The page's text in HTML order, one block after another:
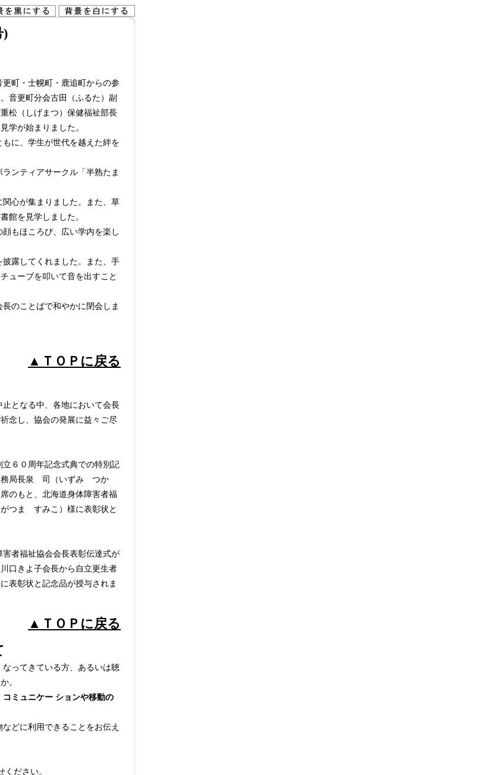
)
町・士幌町・鹿追町からの参
音更町分会古田（ふるた）副
松（しげまつ）保健福祉部長
学が始まりました。
に、学生が世代を越えた絆を
ンティアサークル「半熟たま
心が集まりました。また、草
館を見学しました。
もほころび、広い学内を楽し
露してくれました。また、手
ューブを叩いて音を出すこと
のことばで和やかに閉会しま
▲ＴＯＰに戻る
となる中、各地において会長
念し、協会の発展に益々ご尽
６０周年記念式典での特別記
務局長泉 司（いずみ つか
のもと、北海道身体障害者福
つま すみこ）様に表彰状と
者福祉協会会長表彰伝達式が
口きよ子会長から自立更生者
表彰状と記念品が授与されま
▲ＴＯＰに戻る
ってきている方、あるいは聴
。
ミュニケー ションや移動の
どに利用できることをお伝え
ださい。